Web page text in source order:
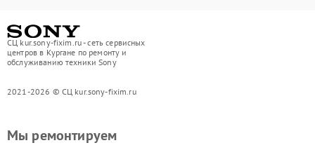
СЦ kur.sony-fixim.ru - сеть сервисных
центров в Кургане по ремонту и
обслуживанию техники Sony
2021-2026 © СЦ kur.sony-fixim.ru
Мы ремонтируем